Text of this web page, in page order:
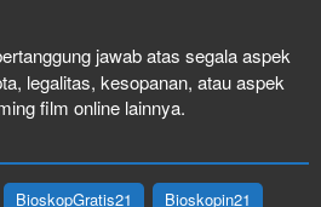
jawab atas segala aspek
legalitas, kesopanan, atau aspek
film online lainnya.
BioskopGratis21 Bioskopin21